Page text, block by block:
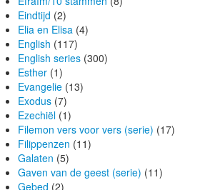
Eindtijd (2)
Elia en Elisa (4)
English (117)
English series (300)
Esther (1)
Evangelie (13)
Exodus (7)
Ezechiël (1)
Filemon vers voor vers (serie) (17)
Filippenzen (11)
Galaten (5)
Gaven van de geest (serie) (11)
Gebed (2)